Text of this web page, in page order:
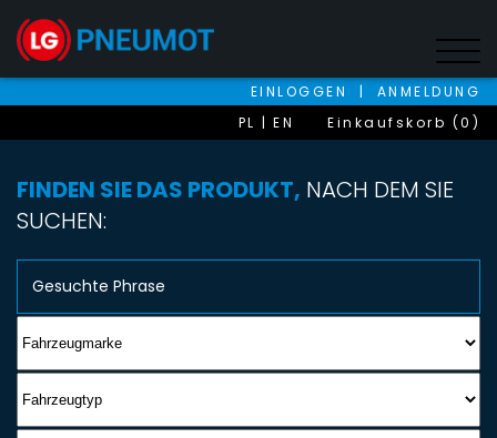
EINLOGGEN |
ANMELDUNG
PL
EN Einkaufskorb (0)
FINDEN SIE DAS PRODUKT, NACH DEM SIE
SUCHEN: